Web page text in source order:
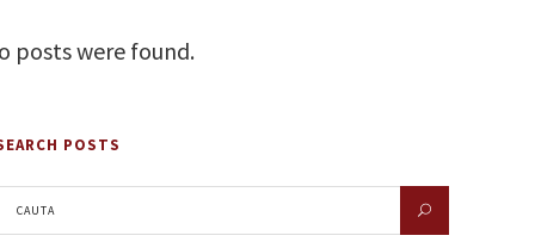
posts were found.
POSTS